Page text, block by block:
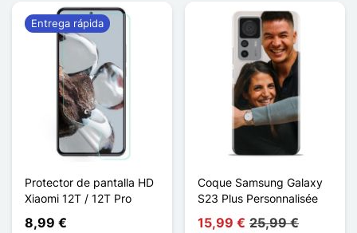
Protector de pantalla HD
Xiaomi 12T / 12T Pro
8,99 €
Entrega rápida
Coque Samsung Galaxy
S23 Plus Personnalisée
15,99 € 25,99 €